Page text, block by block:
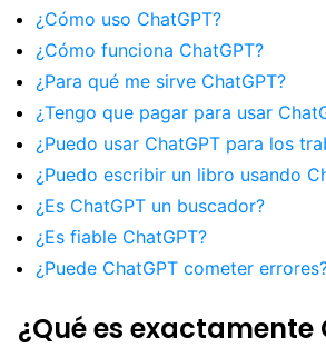
¿Cómo uso ChatGPT?
¿Cómo funciona ChatGPT?
¿Para qué me sirve ChatGPT?
¿Tengo que pagar para usar
¿Puedo usar ChatGPT para los
¿Puedo escribir un libro usando
¿Es ChatGPT un buscador?
¿Es fiable ChatGPT?
¿Puede ChatGPT cometer
¿Qué es exactamente